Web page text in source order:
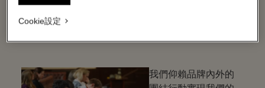
團結行動
我們仰賴品牌內外的
Cookie設定